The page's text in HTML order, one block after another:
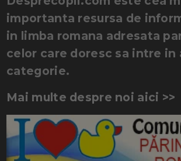
importanta resursa de
in limba romana adresata
celor care doresc sa intre in
categorie.
Mai multe despre noi aici >>